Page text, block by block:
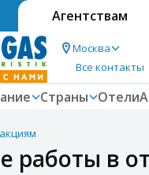
Агентствам
Москва
Все контакты
Страны Отели
работы в